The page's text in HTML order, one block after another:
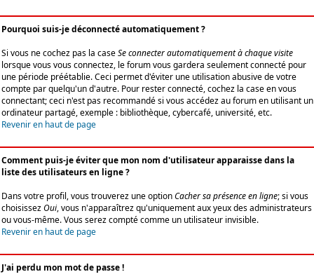
Pourquoi suis-je déconnecté automatiquement ?
Si vous ne cochez pas la caseSe connecter automatiquement à chaque visite
lorsque vous vous connectez, le forum vous gardera seulement connecté pour
une période préétablie. Ceci permet d'éviter une utilisation abusive de votre
compte par quelqu'un d'autre. Pour rester connecté, cochez la case en vous
connectant; ceci n'est pas recommandé si vous accédez au forum en utilisant un
ordinateur partagé, exemple : bibliothèque, cybercafé, université, etc.
Revenir en haut de page
Comment puis-je éviter que mon nom d'utilisateur apparaisse dans la
liste des utilisateurs en ligne ?
Dans votre profil, vous trouverez une optionCacher sa présence en ligne; si vous
choisissezOui, vous n'apparaîtrez qu'uniquement aux yeux des administrateurs
ou vous-même. Vous serez compté comme un utilisateur invisible.
Revenir en haut de page
J'ai perdu mon mot de passe !